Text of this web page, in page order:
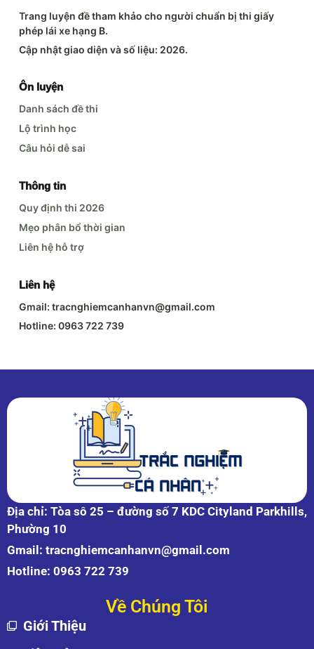
Trang luyện đề tham khảo cho người chuẩn bị thi giấy
phép lái xe hạng B.
Cập nhật giao diện và số liệu: 2026.
Ôn luyện
Danh sách đề thi
Lộ trình học
Câu hỏi dễ sai
Thông tin
Quy định thi 2026
Mẹo phân bổ thời gian
Liên hệ hỗ trợ
Liên hệ
Gmail: tracnghiemcanhanvn@gmail.com
Hotline: 0963 722 739
Địa chỉ: Tòa sô 25 – đường số 7 KDC Cityland Parkhills,
Phường 10
Gmail: tracnghiemcanhanvn@gmail.com
Hotline: 0963 722 739
Về Chúng Tôi
Giới Thiệu